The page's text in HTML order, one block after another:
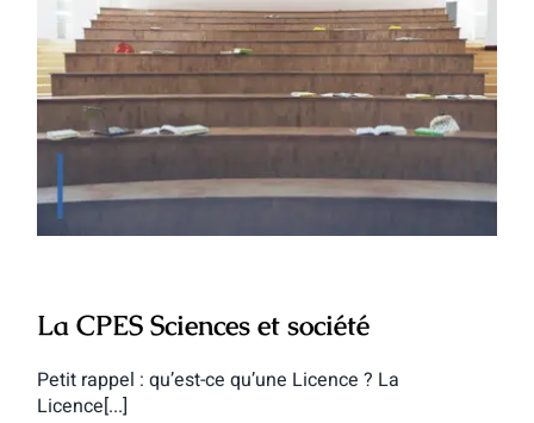
La CPES Sciences et société
La CPES Sciences et société
Petit rappel : qu’est-ce qu’une Licence ? La
Licence[...]